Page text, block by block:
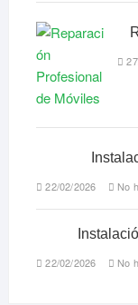
22/02/2026 No
22/02/2026 No